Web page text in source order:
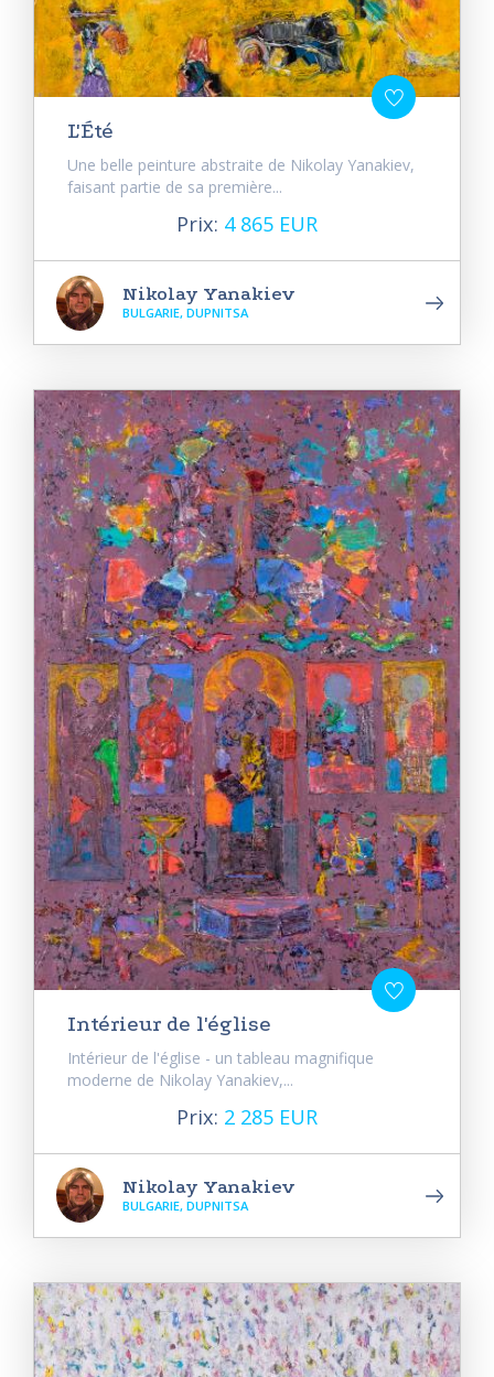
L'Été
Une belle peinture abstraite de Nikolay Yanakiev,
faisant partie de sa première...
Prix: 4 865 EUR
Nikolay Yanakiev
BULGARIE, DUPNITSA
Intérieur de l'église
Intérieur de l'église - un tableau magnifique
moderne de Nikolay Yanakiev,...
Prix: 2 285 EUR
Nikolay Yanakiev
BULGARIE, DUPNITSA